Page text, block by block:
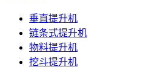
垂直提升机
链条式提升机
物料提升机
挖斗提升机